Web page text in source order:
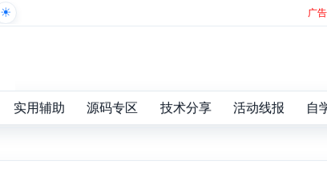
广
实用辅助 源码专区 技术分享 活动线报 自